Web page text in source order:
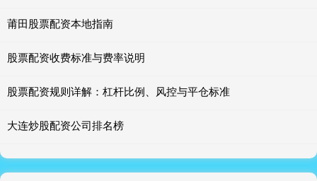
莆田股票配资本地指南
股票配资收费标准与费率说明
股票配资规则详解：杠杆比例、风控与平仓标准
大连炒股配资公司排名榜